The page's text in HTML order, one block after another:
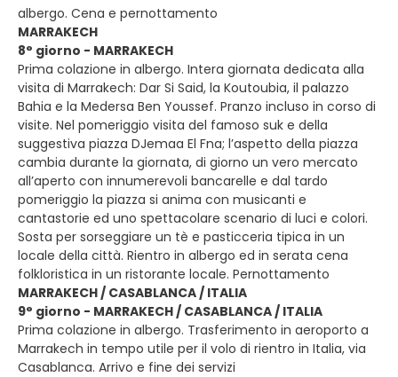
albergo. Cena e pernottamento
MARRAKECH
8° giorno - MARRAKECH
Prima colazione in albergo. Intera giornata dedicata alla
visita di Marrakech: Dar Si Said, la Koutoubia, il palazzo
Bahia e la Medersa Ben Youssef. Pranzo incluso in corso di
visite. Nel pomeriggio visita del famoso suk e della
suggestiva piazza DJemaa El Fna; l’aspetto della piazza
cambia durante la giornata, di giorno un vero mercato
all’aperto con innumerevoli bancarelle e dal tardo
pomeriggio la piazza si anima con musicanti e
cantastorie ed uno spettacolare scenario di luci e colori.
Sosta per sorseggiare un tè e pasticceria tipica in un
locale della città. Rientro in albergo ed in serata cena
folkloristica in un ristorante locale. Pernottamento
MARRAKECH / CASABLANCA / ITALIA
9° giorno - MARRAKECH / CASABLANCA / ITALIA
Prima colazione in albergo. Trasferimento in aeroporto a
Marrakech in tempo utile per il volo di rientro in Italia, via
Casablanca. Arrivo e fine dei servizi